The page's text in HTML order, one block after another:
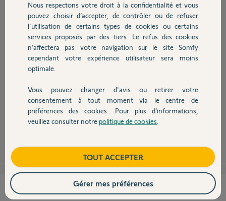
Chauffage
Autres produits
Devis avec un pro
Contact
Participer au fil de discussion
Bonjour Jean-Jacques,
Ensuite, réinstallez la sirène extérieure avec des piles neuves et, si
possible, rapprochez la centrale.
Bonne journée,
Cette réponse vous a-t-elle aidé ?
Nous respectons votre droit à la confidentialité et vous
pouvez choisir d’accepter, de contrôler ou de refuser
l'utilisation de certains types de cookies ou certains
services proposés par des tiers. Le refus des cookies
n’affectera pas votre navigation sur le site Somfy
cependant votre expérience utilisateur sera moins
optimale.
Vous pouvez changer d'avis ou retirer votre
consentement à tout moment via le centre de
préférences des cookies. Pour plus d’informations,
veuillez consulter notre politique de cookies
TOUT ACCEPTER
Gérer mes préférences